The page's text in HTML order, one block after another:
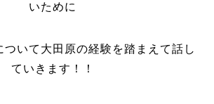
いために
ついて大田原の経験を踏まえて話し
ていきます！！